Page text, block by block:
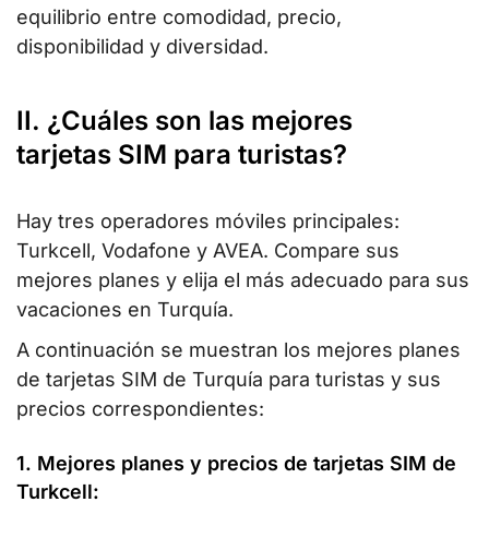
equilibrio entre comodidad, precio,
disponibilidad y diversidad.
II. ¿Cuáles son las mejores
tarjetas SIM para turistas?
Hay tres operadores móviles principales:
Turkcell, Vodafone y AVEA. Compare sus
mejores planes y elija el más adecuado para sus
vacaciones en Turquía.
A continuación se muestran los mejores planes
de tarjetas SIM de Turquía para turistas y sus
precios correspondientes:
1. Mejores planes y precios de tarjetas SIM de
Turkcell: